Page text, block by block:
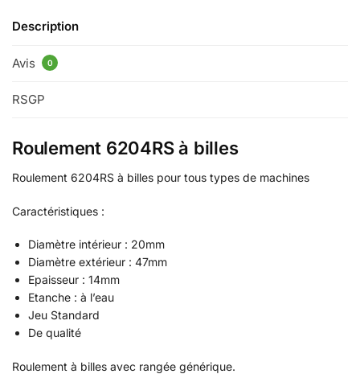
Description
Avis 0
RSGP
Roulement 6204RS à billes
Roulement 6204RS à billes pour tous types de machines
Caractéristiques :
Diamètre intérieur : 20mm
Diamètre extérieur : 47mm
Epaisseur : 14mm
Etanche : à l’eau
Jeu Standard
De qualité
Roulement à billes avec rangée générique.